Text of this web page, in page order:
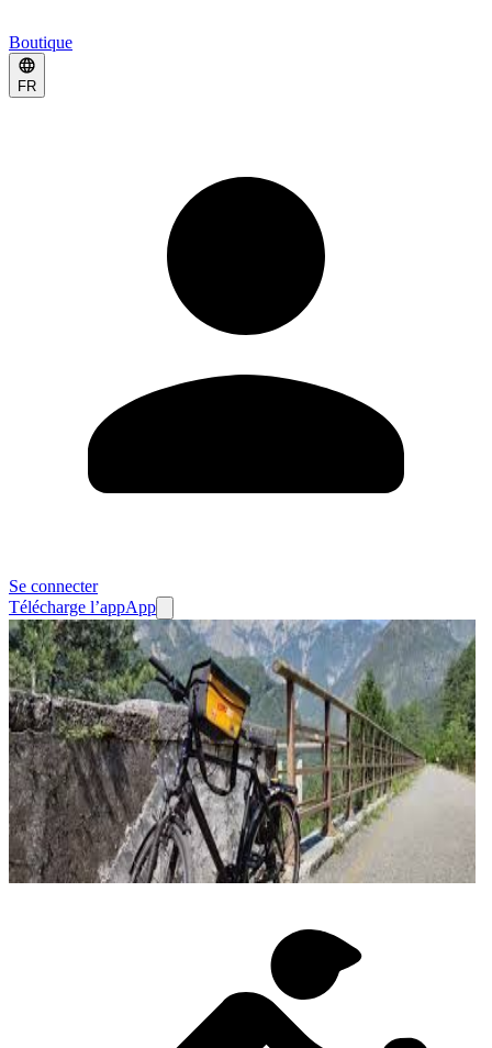
Boutique
FR
Se connecter
Télécharge l’appApp